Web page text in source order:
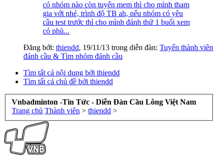
có nhóm nào còn tuyển mem thì cho mình tham
gia với nhé, trình độ TB ah, nếu nhóm có yêu
cầu test trước thì cho mình đánh thử 1 buổi xem
có phù...
Đăng bởi: thiendd, 19/11/13 trong diễn đàn: Tuyển thành viên
đánh cầu & Tìm nhóm đánh cầu
Tìm tất cả nội dung bởi thiendd
Tìm tất cả chủ đề bởi thiendd
Vnbadminton -Tin Tức - Diễn Đàn Cầu Lông Việt Nam
Trang chủ Thành viên > thiendd >